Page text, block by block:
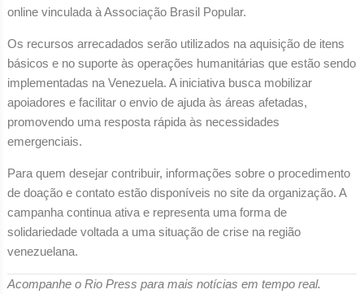
online vinculada à Associação Brasil Popular.
Os recursos arrecadados serão utilizados na aquisição de itens
básicos e no suporte às operações humanitárias que estão sendo
implementadas na Venezuela. A iniciativa busca mobilizar
apoiadores e facilitar o envio de ajuda às áreas afetadas,
promovendo uma resposta rápida às necessidades
emergenciais.
Para quem desejar contribuir, informações sobre o procedimento
de doação e contato estão disponíveis no site da organização. A
campanha continua ativa e representa uma forma de
solidariedade voltada a uma situação de crise na região
venezuelana.
Acompanhe o Rio Press para mais notícias em tempo real.